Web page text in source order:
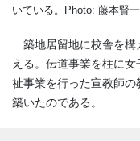
いている。Photo: 藤本賢一
築地居留地に校舎を構
える。伝道事業を柱に
祉事業を行った宣教師
築いたのである。